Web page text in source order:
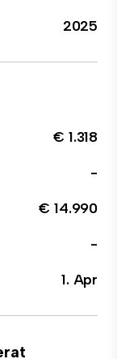
2025
€ 1.318
-
€ 14.990
-
1. Apr